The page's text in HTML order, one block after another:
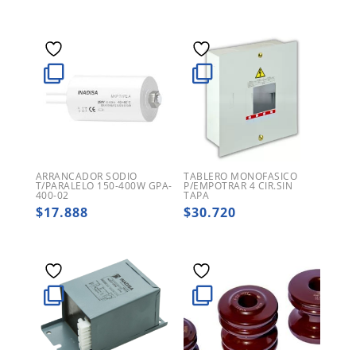
ARRANCADOR SODIO
T/PARALELO 150-400W GPA-
400-02
$17.888
TABLERO MONOFASICO
P/EMPOTRAR 4 CIR.SIN
TAPA
$30.720